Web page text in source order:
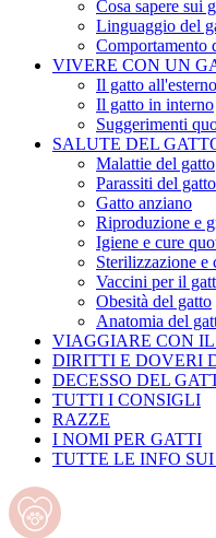
Cosa sapere sui
Linguaggio del
Comportamento
VIVERE CON UN
Il gatto all'esterno
Il gatto in interno
Suggerimenti
SALUTE DEL
Malattie del gatto
Parassiti del gatto
Gatto anziano
Riproduzione e
Igiene e cure
Sterilizzazione e
Vaccini per il
Obesità del gatto
Anatomia del
VIAGGIARE CON IL
DIRITTI E DOVERI
DECESSO DEL
TUTTI I CONSIGLI
RAZZE
I NOMI PER GATTI
TUTTE LE INFO